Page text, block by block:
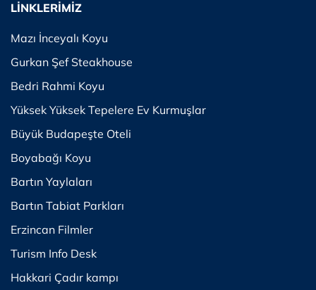
LİNKLERİMİZ
Mazı İnceyalı Koyu
Gurkan Şef Steakhouse
Bedri Rahmi Koyu
Yüksek Yüksek Tepelere Ev Kurmuşlar
Büyük Budapeşte Oteli
Boyabağı Koyu
Bartın Yaylaları
Bartın Tabiat Parkları
Erzincan Filmler
Turism Info Desk
Hakkari Çadır kampı